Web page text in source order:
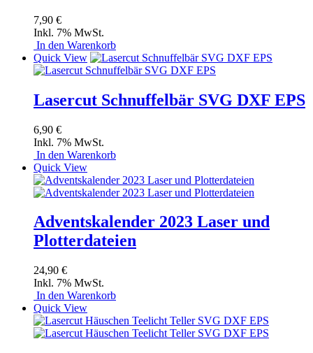
7,90 €
Inkl. 7% MwSt.
In den Warenkorb
Quick View
Lasercut Schnuffelbär SVG DXF EPS
6,90 €
Inkl. 7% MwSt.
In den Warenkorb
Quick View
Adventskalender 2023 Laser und
Plotterdateien
24,90 €
Inkl. 7% MwSt.
In den Warenkorb
Quick View